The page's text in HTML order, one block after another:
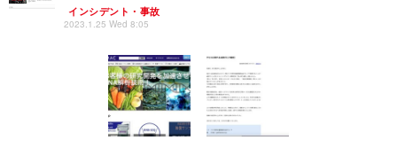
インシデント・事故
2023.1.25 Wed 8:05